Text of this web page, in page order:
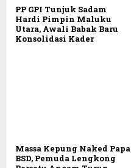
PP GPI Tunjuk Sadam
Hardi Pimpin Maluku
Utara, Awali Babak Baru
Konsolidasi Kader
Massa Kepung Naked Papa
BSD, Pemuda Lengkong